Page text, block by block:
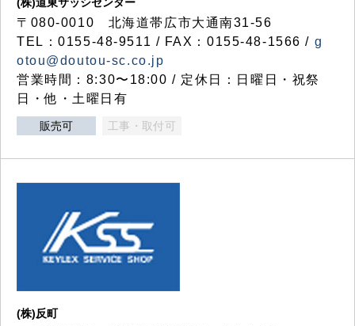
〒080-0010 北海道帯広市大通南31-56
TEL：0155-48-9511 / FAX：0155-48-1566 / g
otou@doutou-sc.co.jp
営業時間：8:30〜18:00 / 定休日：日曜日・祝祭
日・他・土曜日有
販売可 工事・取付可
(株)反町